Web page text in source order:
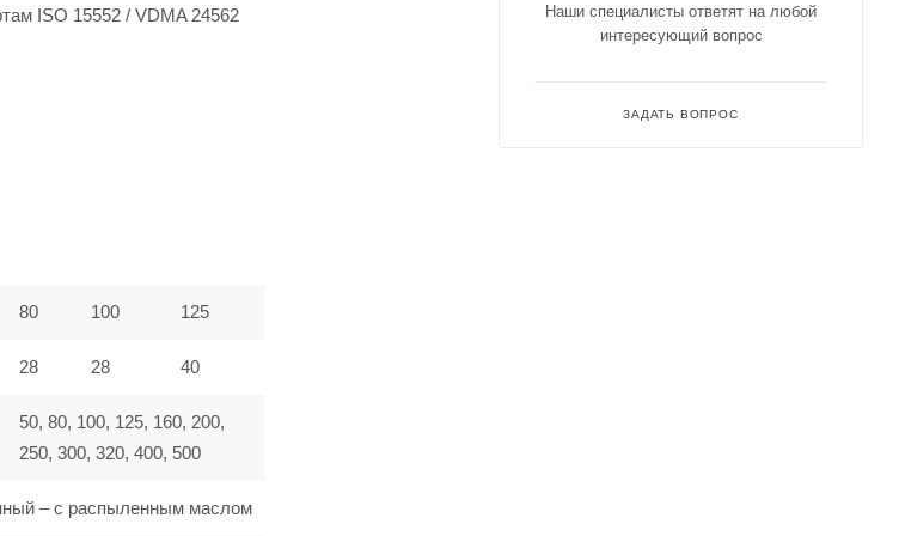
ISO 15552 / VDMA 24562
80 100 125
28 28 40
50, 80, 100, 125, 160, 200,
250, 300, 320, 400, 500
– с распыленным маслом
Наши специалисты ответят на любой
интересующий вопрос
ЗАДАТЬ ВОПРОС